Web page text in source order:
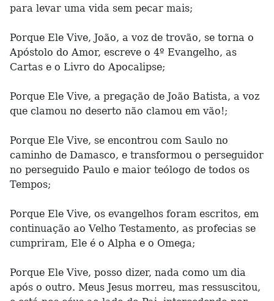
para levar uma vida sem pecar mais;
Porque Ele Vive, João, a voz de trovão, se torna o
Apóstolo do Amor, escreve o 4º Evangelho, as
Cartas e o Livro do Apocalipse;
Porque Ele Vive, a pregação de João Batista, a voz
que clamou no deserto não clamou em vão!;
Porque Ele Vive, se encontrou com Saulo no
caminho de Damasco, e transformou o perseguidor
no perseguido Paulo e maior teólogo de todos os
Tempos;
Porque Ele Vive, os evangelhos foram escritos, em
continuação ao Velho Testamento, as profecias se
cumpriram, Ele é o Alpha e o Omega;
Porque Ele Vive, posso dizer, nada como um dia
após o outro. Meus Jesus morreu, mas ressuscitou,